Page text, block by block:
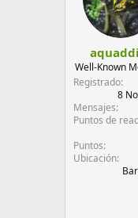
l
t
m
a
Well-Known
Registrado
8
Mensajes
Puntos de
Puntos
Ubicación